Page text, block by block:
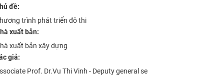
KHOA HỌC CÔNG NGHỆ
HTQT
CỰU NGƯỜI HỌC
đề:
trình phát triển đô thi
xuất bản:
xuất bản xây dựng
giả:
Prof. Dr.Vu Thi Vinh - Deputy general se